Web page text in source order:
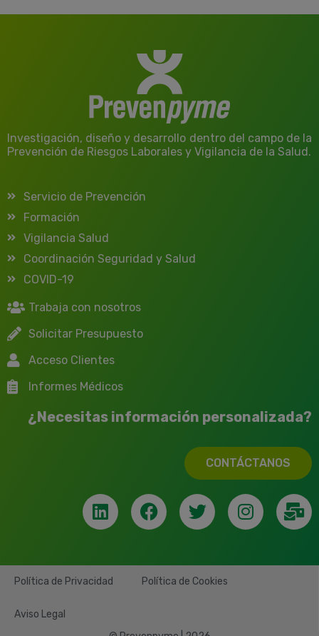
Investigación, diseño y desarrollo dentro del campo de la
Prevención de Riesgos Laborales y Vigilancia de la Salud.
Servicio de Prevención
Formación
Vigilancia Salud
Coordinación Seguridad y Salud
COVID-19
Trabaja con nosotros
Solicitar Presupuesto
Acceso Clientes
Informes Médicos
¿Necesitas información personalizada?
CONTÁCTANOS
Política de Privacidad Política de Cookies
Aviso Legal